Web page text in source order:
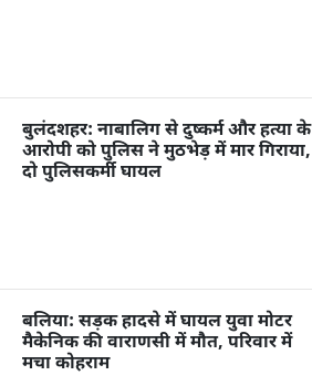
बुलंदशहर: नाबालिग से दुष्कर्म और हत्या के
आरोपी को पुलिस ने मुठभेड़ में मार गिराया,
दो पुलिसकर्मी घायल
बलिया: सड़क हादसे में घायल युवा मोटर
मैकेनिक की वाराणसी में मौत, परिवार में
मचा कोहराम